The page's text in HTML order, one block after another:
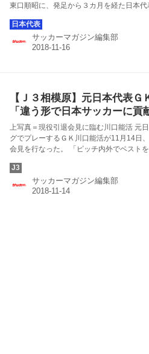
東口順昭に、発足から３カ月を経た日本代
ても楽しみ ベネズエラ戦の前日練習を終
官がウルグアイ戦のメンバーがベースに
聞くと、今回の一戦へのスタンスを明確
サッカーマガジン編集部
【Ｊ３相模原】元日本代表Ｇ
「違う形で日本サッカーに貢
上写真＝現役引退会見に臨む川口能活 元
グでプレーするＧＫ川口能活が11月14日
会見を行なった。 「ピッチ内外でベスト
り、家族や恩師、関係者などに感謝の言葉
させた。 定位置を確保できないこの２年
いていたという。そうした状況で、日本
サッカーマガジン編集部